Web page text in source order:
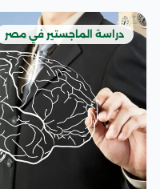
دراسة الماجستير في مصر